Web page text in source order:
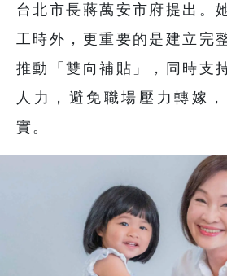
台北市長蔣萬安市府提出。
工時外，更重要的是建立完
推動「雙向補貼」，同時支
人力，避免職場壓力轉嫁
實。